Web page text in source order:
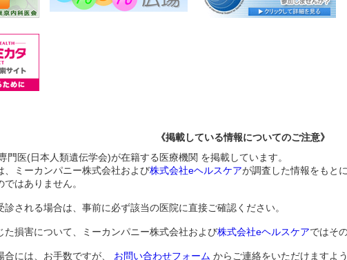
《掲載している情報についてのご注意》
門医(日本人類遺伝学会)が在籍する医療機関 を掲載しています。
、ミーカンパニー株式会社および株式会社eヘルスケアが調査した情報をもと
はありません。
される場合は、事前に必ず該当の医院に直接ご確認ください。
た損害について、ミーカンパニー株式会社および株式会社eヘルスケアではそ
には、お手数ですが、 お問い合わせフォーム からご連絡をいただけますよ